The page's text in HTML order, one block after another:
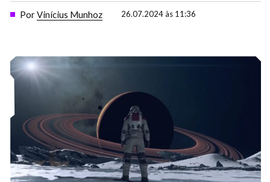
PorVinícius Munhoz 26.07.2024 às 11:36